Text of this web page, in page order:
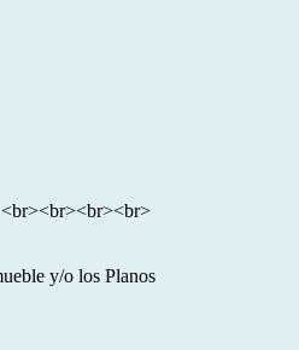
y/o los Planos